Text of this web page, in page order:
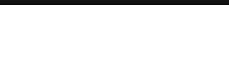
Programmation 2026